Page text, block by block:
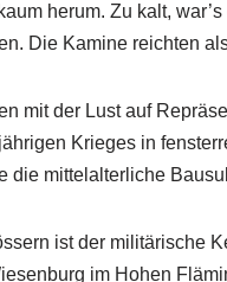
herum. Zu kalt,
Die Kamine reichten
mit der Lust auf
Krieges in
die mittelalterliche
ist der militärische
im Hohen